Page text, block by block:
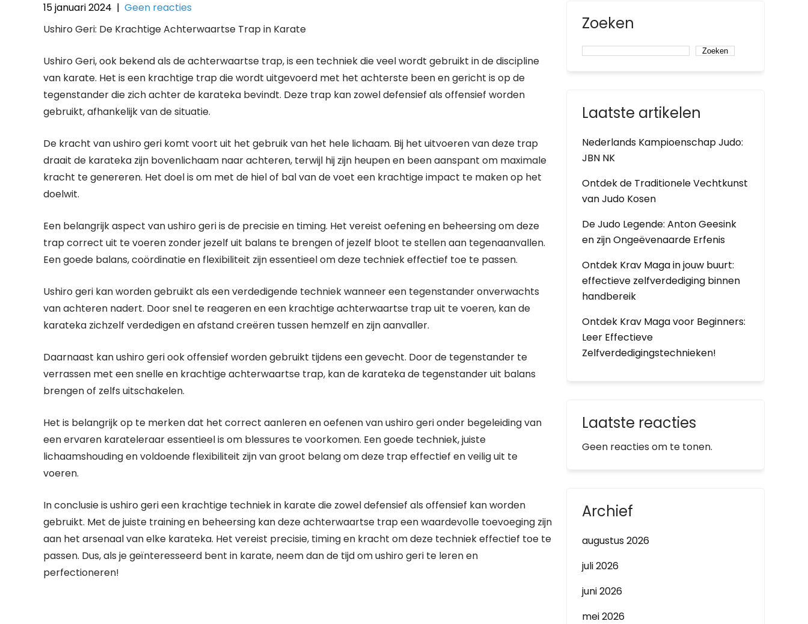
15 januari 2024 | Geen reacties
Ushiro Geri: De Krachtige Achterwaartse Trap in Karate
Ushiro Geri, ook bekend als de achterwaartse trap, is een techniek die veel wordt gebruikt in de discipline
van karate. Het is een krachtige trap die wordt uitgevoerd met het achterste been en gericht is op de
tegenstander die zich achter de karateka bevindt. Deze trap kan zowel defensief als offensief worden
gebruikt, afhankelijk van de situatie.
De kracht van ushiro geri komt voort uit het gebruik van het hele lichaam. Bij het uitvoeren van deze trap
draait de karateka zijn bovenlichaam naar achteren, terwijl hij zijn heupen en been aanspant om maximale
kracht te genereren. Het doel is om met de hiel of bal van de voet een krachtige impact te maken op het
doelwit.
Een belangrijk aspect van ushiro geri is de precisie en timing. Het vereist oefening en beheersing om deze
trap correct uit te voeren zonder jezelf uit balans te brengen of jezelf bloot te stellen aan tegenaanvallen.
Een goede balans, coördinatie en flexibiliteit zijn essentieel om deze techniek effectief toe te passen.
Ushiro geri kan worden gebruikt als een verdedigende techniek wanneer een tegenstander onverwachts
van achteren nadert. Door snel te reageren en een krachtige achterwaartse trap uit te voeren, kan de
karateka zichzelf verdedigen en afstand creëren tussen hemzelf en zijn aanvaller.
Daarnaast kan ushiro geri ook offensief worden gebruikt tijdens een gevecht. Door de tegenstander te
verrassen met een snelle en krachtige achterwaartse trap, kan de karateka de tegenstander uit balans
brengen of zelfs uitschakelen.
Het is belangrijk op te merken dat het correct aanleren en oefenen van ushiro geri onder begeleiding van
een ervaren karateleraar essentieel is om blessures te voorkomen. Een goede techniek, juiste
lichaamshouding en voldoende flexibiliteit zijn van groot belang om deze trap effectief en veilig uit te
voeren.
In conclusie is ushiro geri een krachtige techniek in karate die zowel defensief als offensief kan worden
gebruikt. Met de juiste training en beheersing kan deze achterwaartse trap een waardevolle toevoeging zijn
aan het arsenaal van elke karateka. Het vereist precisie, timing en kracht om deze techniek effectief toe te
passen. Dus, als je geïnteresseerd bent in karate, neem dan de tijd om ushiro geri te leren en
perfectioneren!
Zoeken
Zoeken
Laatste artikelen
Nederlands Kampioenschap Judo:
JBN NK
Ontdek de Traditionele Vechtkunst
van Judo Kosen
De Judo Legende: Anton Geesink
en zijn Ongeëvenaarde Erfenis
Ontdek Krav Maga in jouw buurt:
effectieve zelfverdediging binnen
handbereik
Ontdek Krav Maga voor Beginners:
Leer Effectieve
Zelfverdedigingstechnieken!
Laatste reacties
Geen reacties om te tonen.
Archief
augustus 2026
juli 2026
juni 2026
mei 2026